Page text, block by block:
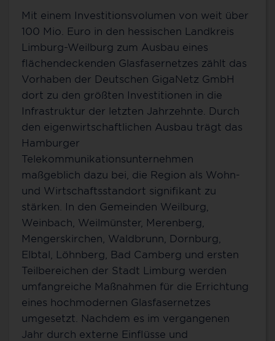
Mit einem Investitionsvolumen von weit über
100 Mio. Euro in den hessischen Landkreis
Limburg-Weilburg zum Ausbau eines
flächendeckenden Glasfasernetzes zählt das
Vorhaben der Deutschen GigaNetz GmbH
dort zu den größten Investitionen in die
Infrastruktur der letzten Jahrzehnte. Durch
den eigenwirtschaftlichen Ausbau trägt das
Hamburger
Telekommunikationsunternehmen
maßgeblich dazu bei, die Region als Wohn-
und Wirtschaftsstandort signifikant zu
stärken. In den Gemeinden Weilburg,
Weinbach, Weilmünster, Merenberg,
Mengerskirchen, Waldbrunn, Dornburg,
Elbtal, Löhnberg, Bad Camberg und ersten
Teilbereichen der Stadt Limburg werden
umfangreiche Maßnahmen für die Errichtung
eines hochmodernen Glasfasernetzes
umgesetzt. Nachdem es im vergangenen
Jahr durch externe Einflüsse und